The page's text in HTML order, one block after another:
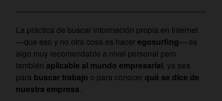
La práctica de buscar información propia en Internet
—que eso y no otra cosa es haceregosurfing— es
algo muy recomendable a nivel personal pero
también aplicable al mundo empresarial, ya sea
para buscar trabajo o para conocer qué se dice de
nuestra empresa.